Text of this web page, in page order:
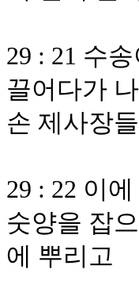
29 : 21 수
끌어다가
손 제사장
29 : 22 이
숫양을 잡
에 뿌리고